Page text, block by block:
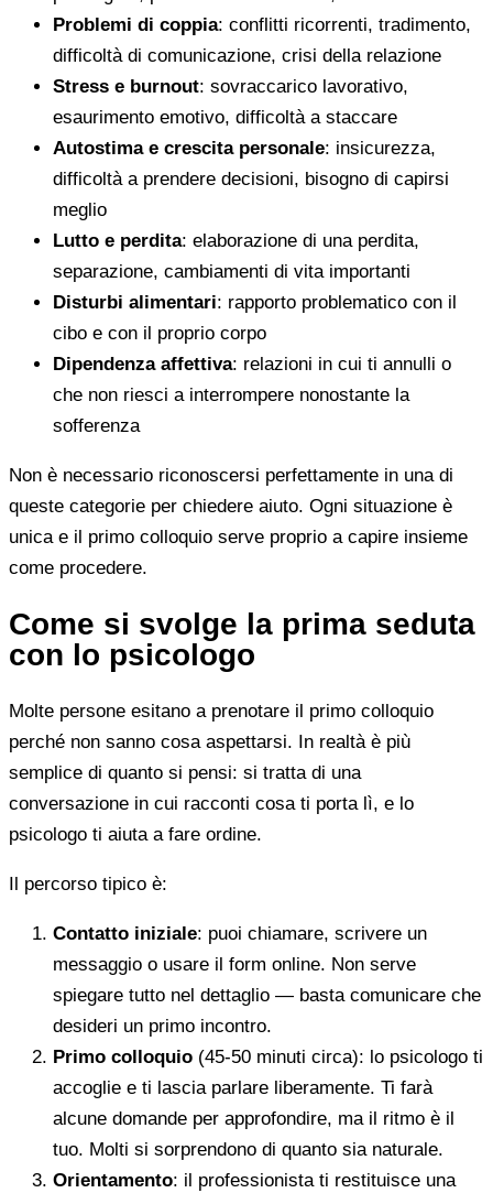
Problemi di coppia: conflitti ricorrenti, tradimento,
difficoltà di comunicazione, crisi della relazione
Stress e burnout: sovraccarico lavorativo,
esaurimento emotivo, difficoltà a staccare
Autostima e crescita personale: insicurezza,
difficoltà a prendere decisioni, bisogno di capirsi
meglio
Lutto e perdita: elaborazione di una perdita,
separazione, cambiamenti di vita importanti
Disturbi alimentari: rapporto problematico con il
cibo e con il proprio corpo
Dipendenza affettiva: relazioni in cui ti annulli o
che non riesci a interrompere nonostante la
sofferenza
Non è necessario riconoscersi perfettamente in una di
queste categorie per chiedere aiuto. Ogni situazione è
unica e il primo colloquio serve proprio a capire insieme
come procedere.
Come si svolge la prima seduta
con lo psicologo
Molte persone esitano a prenotare il primo colloquio
perché non sanno cosa aspettarsi. In realtà è più
semplice di quanto si pensi: si tratta di una
conversazione in cui racconti cosa ti porta lì, e lo
psicologo ti aiuta a fare ordine.
Il percorso tipico è:
Contatto iniziale: puoi chiamare, scrivere un
messaggio o usare il form online. Non serve
spiegare tutto nel dettaglio — basta comunicare che
desideri un primo incontro.
Primo colloquio (45-50 minuti circa): lo psicologo ti
accoglie e ti lascia parlare liberamente. Ti farà
alcune domande per approfondire, ma il ritmo è il
tuo. Molti si sorprendono di quanto sia naturale.
Orientamento: il professionista ti restituisce una